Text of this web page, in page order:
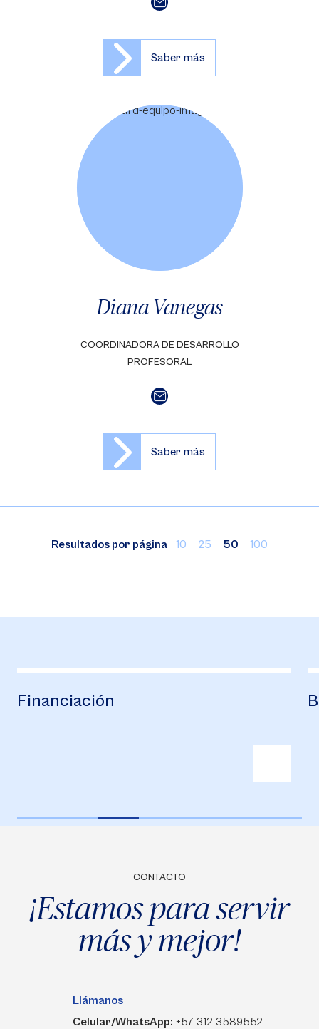
Saber más
Diana Vanegas
COORDINADORA DE DESARROLLO
PROFESORAL
Saber más
Resultados por página 10 25 50 100
Financiación
CONTACTO
¡Estamos para servir
más y mejor!
Llámanos
Celular/WhatsApp: +57 312 3589552